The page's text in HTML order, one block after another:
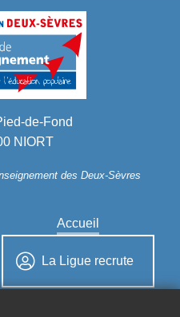
de-Fond
NIORT
des Deux-Sèvres
Accueil
La Ligue recrute